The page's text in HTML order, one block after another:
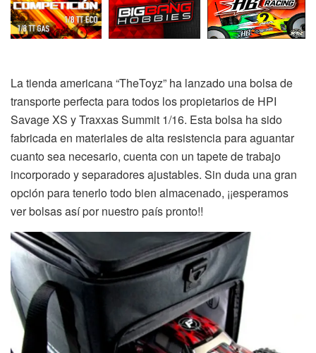
La tienda americana “TheToyz” ha lanzado una bolsa de
transporte perfecta para todos los propietarios de HPI
Savage XS y Traxxas Summit 1/16. Esta bolsa ha sido
fabricada en materiales de alta resistencia para aguantar
cuanto sea necesario, cuenta con un tapete de trabajo
incorporado y separadores ajustables. Sin duda una gran
opción para tenerlo todo bien almacenado, ¡¡esperamos
ver bolsas así por nuestro país pronto!!